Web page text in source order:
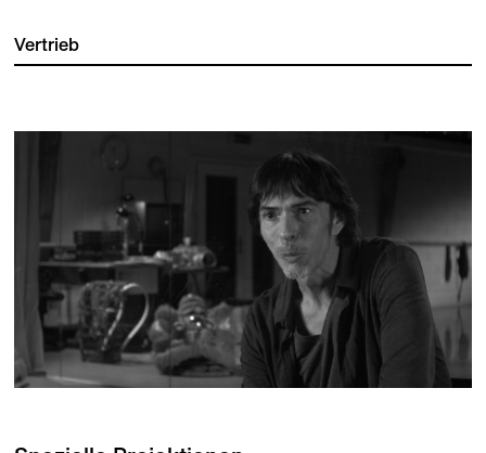
Vertrieb